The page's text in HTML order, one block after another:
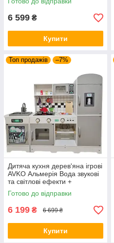
6 599 ₴
Купити
Топ продажів –7%
Дитяча кухня дерев'яна ігрові
AVKO Альмерія Вода звукові
та світлові ефекти +
аксесуари
Готово до відправки
6 199 ₴ 6 699 ₴
Купити